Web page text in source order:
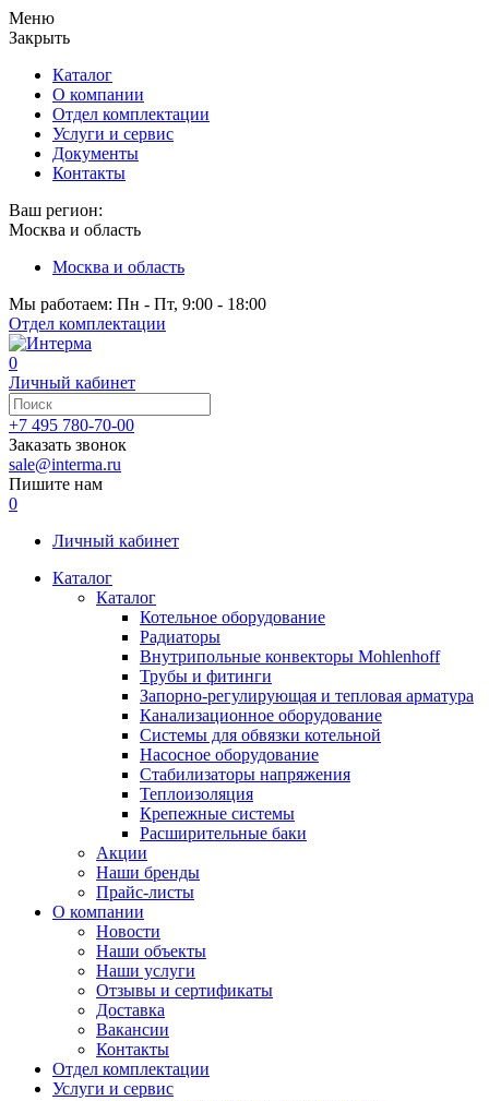
Меню
Закрыть
Каталог
О компании
Отдел комплектации
Услуги и сервис
Документы
Контакты
Ваш регион:
Москва и область
Москва и область
Мы работаем: Пн - Пт, 9:00 - 18:00
Отдел комплектации
0
Личный кабинет
+7 495 780-70-00
Заказать звонок
sale@interma.ru
Пишите нам
0
Личный кабинет
Каталог
Каталог
Котельное оборудование
Радиаторы
Внутрипольные конвекторы Mohlenhoff
Трубы и фитинги
Запорно-регулирующая и тепловая арматура
Канализационное оборудование
Системы для обвязки котельной
Насосное оборудование
Стабилизаторы напряжения
Теплоизоляция
Крепежные системы
Расширительные баки
Акции
Наши бренды
Прайс-листы
О компании
Новости
Наши объекты
Наши услуги
Отзывы и сертификаты
Доставка
Вакансии
Контакты
Отдел комплектации
Услуги и сервис